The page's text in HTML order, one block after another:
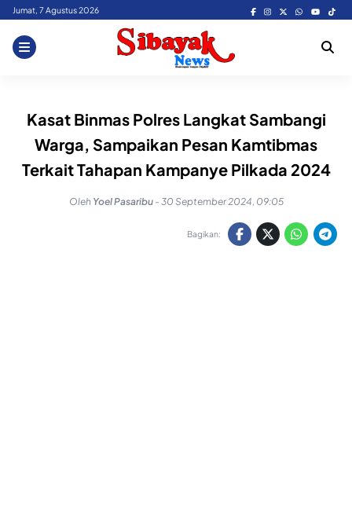
Skip
content
Jumat, 7 Agustus 2026
Kasat Binmas Polres Langkat Sambangi
Warga, Sampaikan Pesan Kamtibmas
Terkait Tahapan Kampanye Pilkada 2024
Oleh Yoel Pasaribu - 30 September 2024, 09:05
Bagikan: